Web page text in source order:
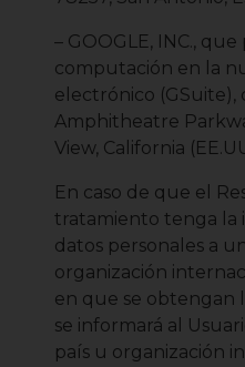
– GOOGLE, INC.,
computación en la
electrónico (GSuite),
Amphitheatre
View, California
En caso de que el
tratamiento tenga la
datos personales a
organización
en que se obtengan
se informará al
país u organización